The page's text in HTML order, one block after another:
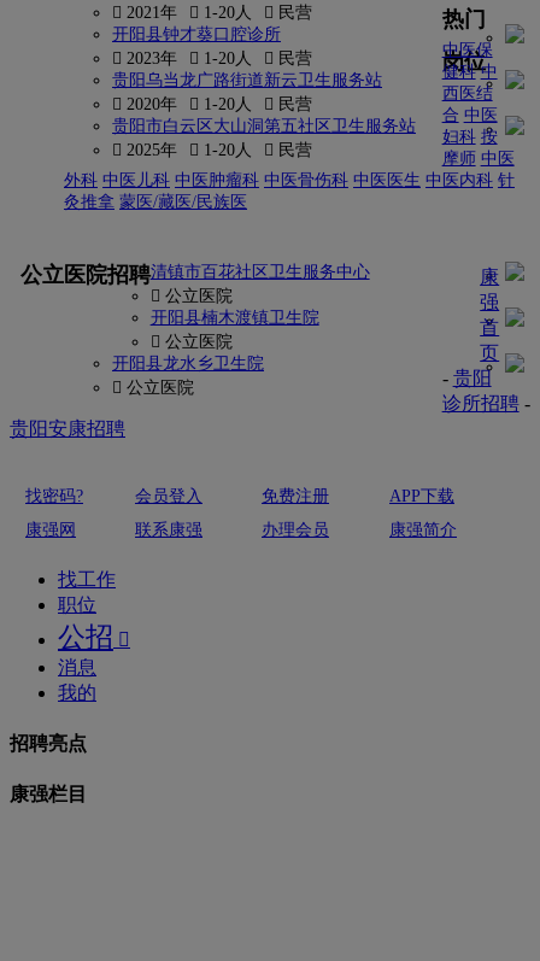
 2021年
 1-20人
 民营
开阳县钟才葵口腔诊所
 2023年
 1-20人
 民营
贵阳乌当龙广路街道新云卫生服务站
 2020年
 1-20人
 民营
贵阳市白云区大山洞第五社区卫生服务站
 2025年
 1-20人  民营
热门
岗位
中医保
健科 中
西医结
合 中医
妇科 按
摩师 中医
外科 中医儿科 中医肿瘤科 中医骨伤科 中医医生 中医内科 针
灸推拿 蒙医/藏医/民族医
公立医院招聘清镇市百花社区卫生服务中心
 公立医院
开阳县楠木渡镇卫生院
 公立医院
开阳县龙水乡卫生院
 公立医院
康
强
首
页
- 贵阳
诊所招聘-
贵阳安康招聘
找密码? 会员登入 免费注册
APP下载
康强网
联系康强 办理会员 康强简介
找工作
职位
公招 
消息
我的
招聘亮点
康强栏目